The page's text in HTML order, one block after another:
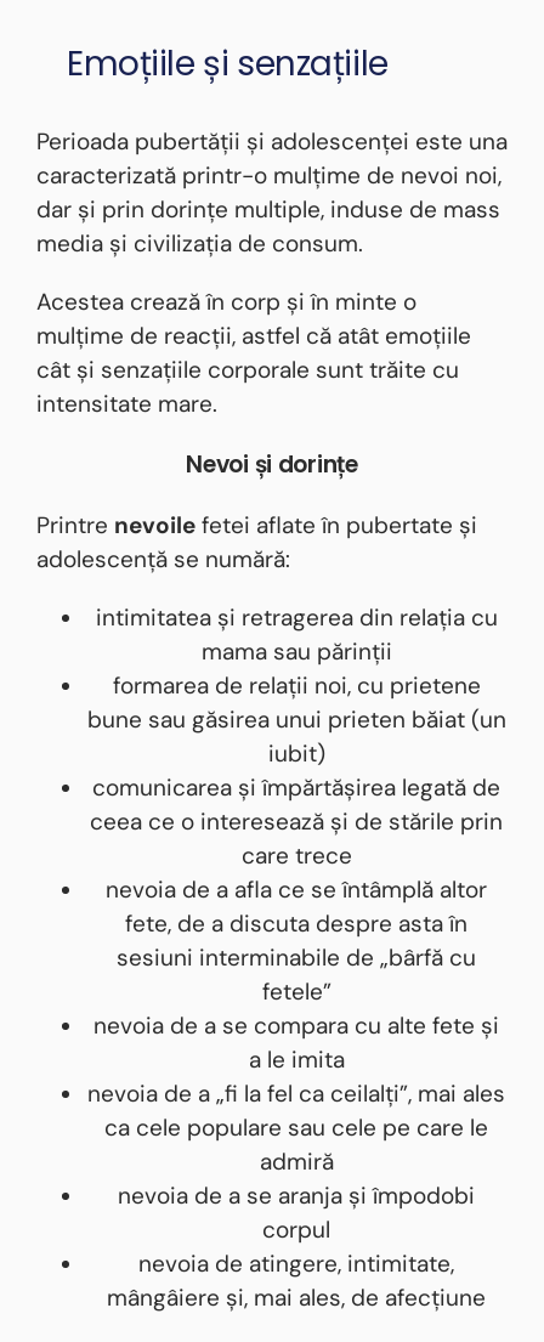
Emoțiile și senzațiile
Perioada pubertății și adolescenței este una
caracterizată printr-o mulțime de nevoi noi,
dar și prin dorințe multiple, induse de mass
media și civilizația de consum.
Acestea crează în corp și în minte o
mulțime de reacții, astfel că atât emoțiile
cât și senzațiile corporale sunt trăite cu
intensitate mare.
Nevoi și dorințe
Printre nevoilefetei aflate în pubertate și
adolescență se numără:
intimitatea și retragerea din relația cu
mama sau părinții
formarea de relații noi, cu prietene
bune sau găsirea unui prieten băiat (un
iubit)
comunicarea și împărtășirea legată de
ceea ce o interesează și de stările prin
care trece
nevoia de a afla ce se întâmplă altor
fete, de a discuta despre asta în
sesiuni interminabile de „bârfă cu
fetele”
nevoia de a se compara cu alte fete și
a le imita
nevoia de a „fi la fel ca ceilalți”, mai ales
ca cele populare sau cele pe care le
admiră
nevoia de a se aranja și împodobi
corpul
nevoia de atingere, intimitate,
mângâiere și, mai ales, de afecțiune